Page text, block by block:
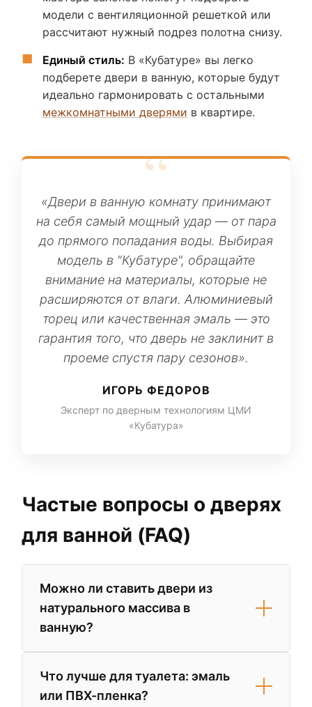
модели с вентиляционной решеткой или
рассчитают нужный подрез полотна снизу.
Единый стиль: В «Кубатуре» вы легко
подберете двери в ванную, которые будут
идеально гармонировать с остальными
межкомнатными дверями в квартире.
«Двери в ванную комнату принимают
на себя самый мощный удар — от пара
до прямого попадания воды. Выбирая
модель в "Кубатуре", обращайте
внимание на материалы, которые не
расширяются от влаги. Алюминиевый
торец или качественная эмаль — это
гарантия того, что дверь не заклинит в
проеме спустя пару сезонов».
ИГОРЬ ФЕДОРОВ
Эксперт по дверным технологиям ЦМИ
«Кубатура»
Частые вопросы о дверях
для ванной (FAQ)
Можно ли ставить двери из
натурального массива в
ванную?
Да, но только если они защищены
многослойным полиуретановым лаком.
Что лучше для туалета: эмаль
или ПВХ-пленка?